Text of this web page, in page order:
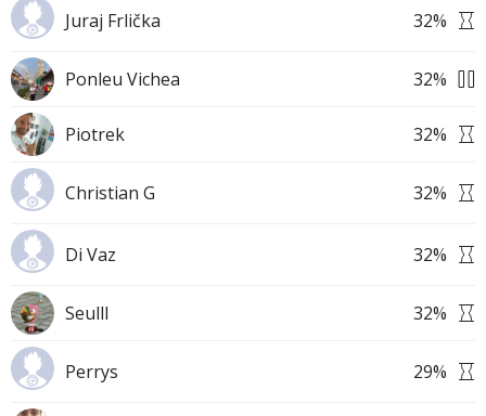
Juraj Frlička 32%
Ponleu Vichea 32%
Piotrek 32%
Christian G 32%
Di Vaz 32%
Seulll 32%
Perrys 29%